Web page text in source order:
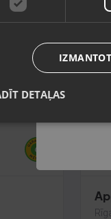
No
DETAĻAS